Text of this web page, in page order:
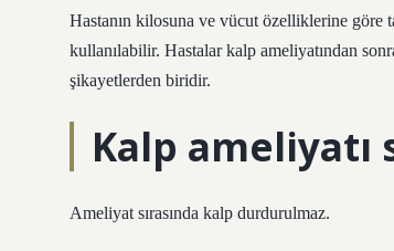
Hastanın kilosuna ve vücut özelliklerine göre
kullanılabilir. Hastalar kalp ameliyatından
şikayetlerden biridir.
Kalp ameliyatı
Ameliyat sırasında kalp durdurulmaz.